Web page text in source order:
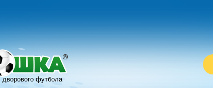
дворового футбола
R